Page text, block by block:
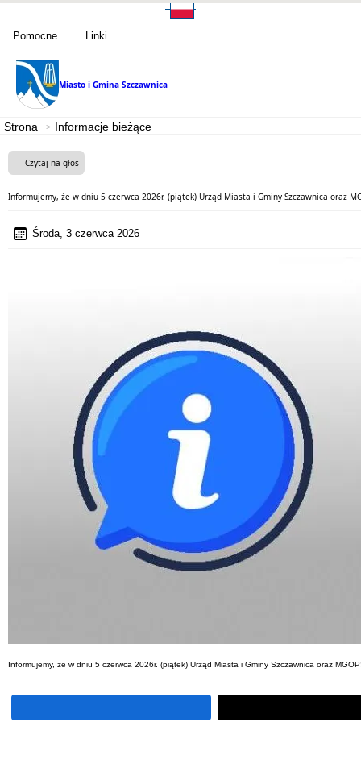
Pomocne Linki
Miasto i Gmina Szczawnica
Strona Informacje bieżące
Czytaj na głos
Informujemy, że w dniu 5 czerwca 2026r. (piątek) Urząd Miasta i Gminy Szczawnica oraz
Środa, 3 czerwca 2026
Informujemy, że w dniu 5 czerwca 2026r. (piątek) Urząd Miasta i Gminy Szczawnica oraz